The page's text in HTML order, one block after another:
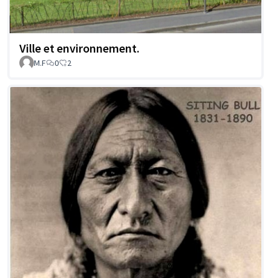
Ville et environnement.
M.F 0 2